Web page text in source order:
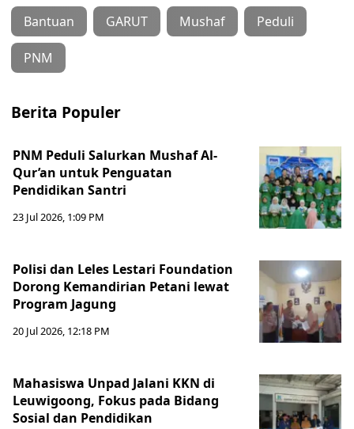
Bantuan GARUT Mushaf Peduli
PNM
Berita Populer
PNM Peduli Salurkan Mushaf Al-
Qur’an untuk Penguatan
Pendidikan Santri
23 Jul 2026, 1:09 PM
Polisi dan Leles Lestari Foundation
Dorong Kemandirian Petani lewat
Program Jagung
20 Jul 2026, 12:18 PM
Mahasiswa Unpad Jalani KKN di
Leuwigoong, Fokus pada Bidang
Sosial dan Pendidikan